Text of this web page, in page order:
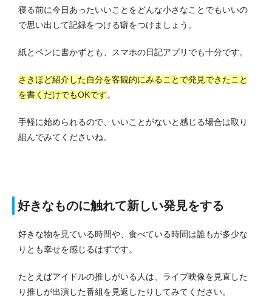
寝る前に今日あったいいことをどんな小さなことでもいいの
で思い出して記録をつける癖をつけましょう。
紙とペンに書かずとも、スマホの日記アプリでも十分です。
さきほど紹介した自分を客観的にみることで発見できたこと
を書くだけでもOKです。
手軽に始められるので、いいことがないと感じる場合は取り
組んでみてくださいね。
好きなものに触れて新しい発見をする
好きな物を見ている時間や、食べている時間は誰もが多少な
りとも幸せを感じるはずです。
たとえばアイドルの推しがいる人は、ライブ映像を見直した
り推しが出演した番組を見返したりしてみてください。